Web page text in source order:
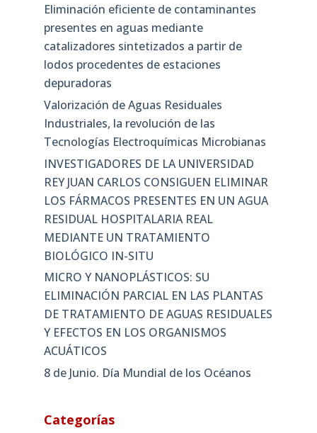
Eliminación eficiente de contaminantes
presentes en aguas mediante
catalizadores sintetizados a partir de
lodos procedentes de estaciones
depuradoras
Valorización de Aguas Residuales
Industriales, la revolución de las
Tecnologías Electroquímicas Microbianas
INVESTIGADORES DE LA UNIVERSIDAD
REY JUAN CARLOS CONSIGUEN ELIMINAR
LOS FÁRMACOS PRESENTES EN UN AGUA
RESIDUAL HOSPITALARIA REAL
MEDIANTE UN TRATAMIENTO
BIOLÓGICO IN-SITU
MICRO Y NANOPLÁSTICOS: SU
ELIMINACIÓN PARCIAL EN LAS PLANTAS
DE TRATAMIENTO DE AGUAS RESIDUALES
Y EFECTOS EN LOS ORGANISMOS
ACUÁTICOS
8 de Junio. Día Mundial de los Océanos
Categorías